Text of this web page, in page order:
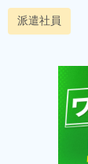
派遣社員